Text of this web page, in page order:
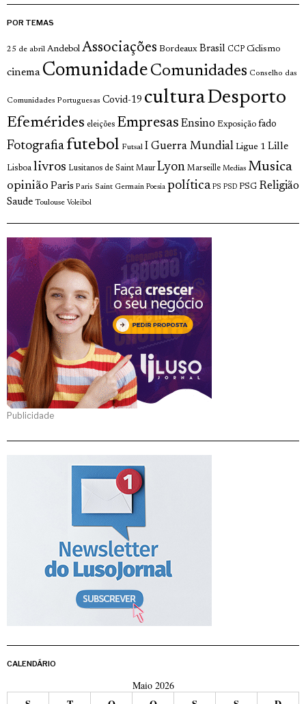
POR TEMAS
25 de abril Andebol Associações Bordeaux Brasil CCP Ciclismo
cinema Comunidade Comunidades Conselho das
Comunidades Portuguesas Covid-19 culturaDesporto
Efemérides eleições Empresas Ensino Exposição fado
Fotografia futebol Futsal I Guerra Mundial Ligue 1 Lille
Lisboa livros Lusitanos de Saint Maur Lyon Marseille Medias Musica
opinião Paris Paris Saint Germain Poesia política PS PSD PSG Religião
Saude Toulouse Voleibol
Publicidade
CALENDÁRIO
Maio 2026